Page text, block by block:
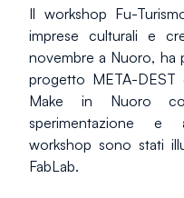
Il workshop Fu-
imprese culturali e
novembre a Nuoro, ha
progetto META-
Make in Nuoro
sperimentazione e
workshop sono stati
FabLab.